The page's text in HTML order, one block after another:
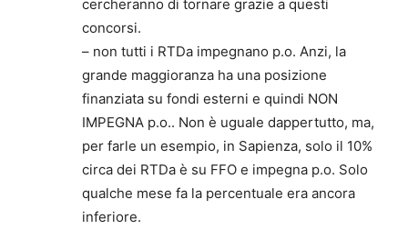
cercheranno di tornare grazie a questi
concorsi.
– non tutti i RTDa impegnano p.o. Anzi, la
grande maggioranza ha una posizione
finanziata su fondi esterni e quindi NON
IMPEGNA p.o.. Non è uguale dappertutto, ma,
per farle un esempio, in Sapienza, solo il 10%
circa dei RTDa è su FFO e impegna p.o. Solo
qualche mese fa la percentuale era ancora
inferiore.